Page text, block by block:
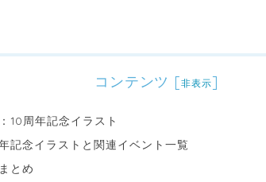
コンテンツ [非表示]
10周年記念イラスト
記念イラストと関連イベント一覧
とめ